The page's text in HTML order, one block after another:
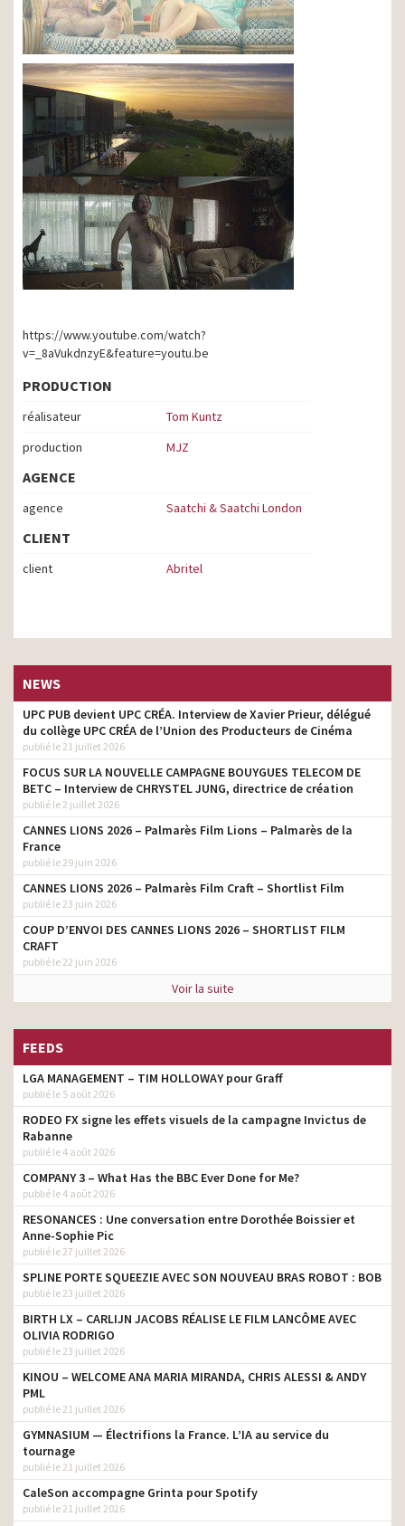
https://www.youtube.com/watch?
v=_8aVukdnzyE&feature=youtu.be
PRODUCTION
réalisateur
Tom Kuntz
production
MJZ
AGENCE
agence Saatchi & Saatchi London
CLIENT
client Abritel
NEWS
UPC PUB devient UPC CRÉA. Interview de Xavier Prieur, délégué
du collège UPC CRÉA de l’Union des Producteurs de Cinéma
publié le 21 juillet 2026
FOCUS SUR LA NOUVELLE CAMPAGNE BOUYGUES TELECOM DE
BETC – Interview de CHRYSTEL JUNG, directrice de création
publié le 2 juillet 2026
CANNES LIONS 2026 – Palmarès Film Lions – Palmarès de la
France
publié le 29 juin 2026
CANNES LIONS 2026 – Palmarès Film Craft – Shortlist Film
publié le 23 juin 2026
COUP D’ENVOI DES CANNES LIONS 2026 – SHORTLIST FILM
CRAFT
publié le 22 juin 2026
Voir la suite
FEEDS
LGA MANAGEMENT – TIM HOLLOWAY pour Graff
publié le 5 août 2026
RODEO FX signe les effets visuels de la campagne Invictus de
Rabanne
publié le 4 août 2026
COMPANY 3 – What Has the BBC Ever Done for Me?
publié le 4 août 2026
RESONANCES : Une conversation entre Dorothée Boissier et
Anne-Sophie Pic
publié le 27 juillet 2026
SPLINE PORTE SQUEEZIE AVEC SON NOUVEAU BRAS ROBOT : BOB
publié le 23 juillet 2026
BIRTH LX – CARLIJN JACOBS RÉALISE LE FILM LANCÔME AVEC
OLIVIA RODRIGO
publié le 23 juillet 2026
KINOU – WELCOME ANA MARIA MIRANDA, CHRIS ALESSI & ANDY
PML
publié le 21 juillet 2026
GYMNASIUM — Électrifions la France. L’IA au service du
tournage
publié le 21 juillet 2026
CaleSon accompagne Grinta pour Spotify
publié le 21 juillet 2026